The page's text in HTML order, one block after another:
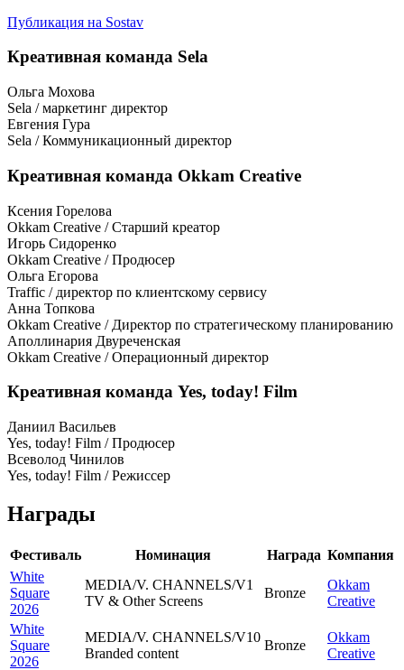
Публикация на Sostav
Креативная команда Sela
Ольга Мохова
Sela / маркетинг директор
Евгения Гура
Sela / Коммуникационный директор
Креативная команда Okkam Creative
Ксения Горелова
Okkam Creative / Старший креатор
Игорь Сидоренко
Okkam Creative / Продюсер
Ольга Егорова
Traffic / директор по клиентскому сервису
Анна Топкова
Okkam Creative / Директор по стратегическому планированию
Аполлинария Двуреченская
Okkam Creative / Операционный директор
Креативная команда Yes, today! Film
Даниил Васильев
Yes, today! Film / Продюсер
Всеволод Чинилов
Yes, today! Film / Режиссер
Награды
Фестиваль Номинация Награда Компания
White
Square
2026
MEDIA/V. CHANNELS/V1
TV & Other Screens
Bronze
Okkam
Creative
White
Square
2026
MEDIA/V. CHANNELS/V10
Branded content
Bronze
Okkam
Creative